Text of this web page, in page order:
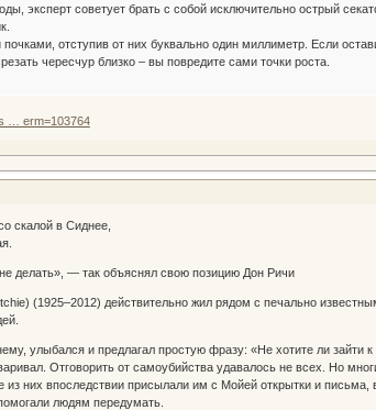
эксперт советует брать с собой исключительно острый
отступив от них буквально один миллиметр. Если
чересчур близко – вы повредите сами точки роста.
… erm=103764
скалой в Сиднее,
делать», — так объяснял свою позицию Дон Ричи
(1925–2012) действительно жил рядом с печально
улыбался и предлагал простую фразу: «Не хотите ли
Отговорить от самоубийства удавалось не всех. Но
них впоследствии присылали им с Мойей открытки и письма,
людям передумать.